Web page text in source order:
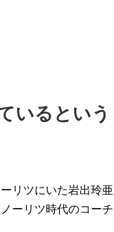
いるという
リツにいた岩出玲亜
ーリツ時代のコーチ